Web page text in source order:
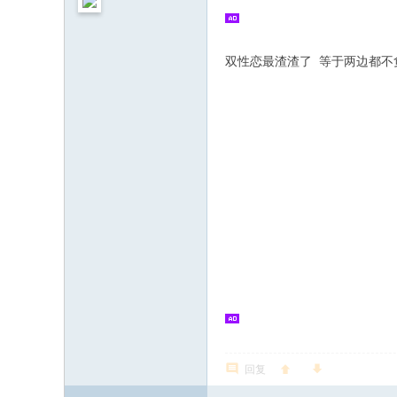
双性恋最渣渣了 等于两边都不
回复